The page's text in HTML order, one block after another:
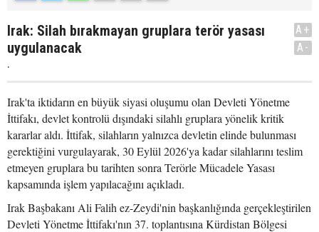
Irak: Silah bırakmayan gruplara terör yasası
uygulanacak
.
A+
A-
Irak'ta iktidarın en büyük siyasi oluşumu olan Devleti Yönetme
İttifakı, devlet kontrolü dışındaki silahlı gruplara yönelik kritik
kararlar aldı. İttifak, silahların yalnızca devletin elinde bulunması
gerektiğini vurgulayarak, 30 Eylül 2026'ya kadar silahlarını teslim
etmeyen gruplara bu tarihten sonra Terörle Mücadele Yasası
kapsamında işlem yapılacağını açıkladı.
Irak Başbakanı Ali Falih ez-Zeydi'nin başkanlığında gerçekleştirilen
Devleti Yönetme İttifakı'nın 37. toplantısına Kürdistan Bölgesi